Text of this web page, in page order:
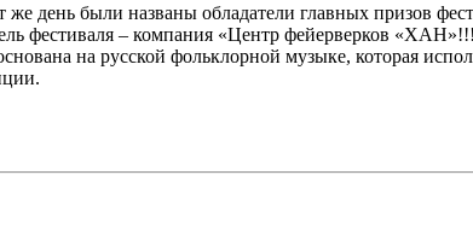
день были названы обладатели главных призов
фестиваля – компания «Центр фейерверков «ХАН»!!!
на русской фольклорной музыке, которая